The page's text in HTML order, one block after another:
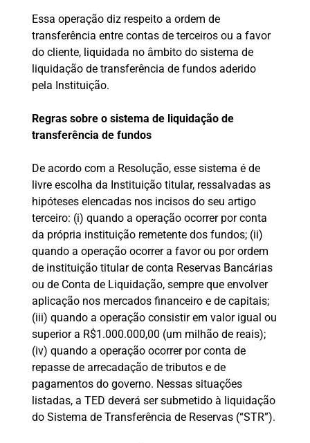
Essa operação diz respeito a ordem de
transferência entre contas de terceiros ou a favor
do cliente, liquidada no âmbito do sistema de
liquidação de transferência de fundos aderido
pela Instituição.
Regras sobre o sistema de liquidação de
transferência de fundos
De acordo com a Resolução, esse sistema é de
livre escolha da Instituição titular, ressalvadas as
hipóteses elencadas nos incisos do seu artigo
terceiro: (i) quando a operação ocorrer por conta
da própria instituição remetente dos fundos; (ii)
quando a operação ocorrer a favor ou por ordem
de instituição titular de conta Reservas Bancárias
ou de Conta de Liquidação, sempre que envolver
aplicação nos mercados financeiro e de capitais;
(iii) quando a operação consistir em valor igual ou
superior a R$1.000.000,00 (um milhão de reais);
(iv) quando a operação ocorrer por conta de
repasse de arrecadação de tributos e de
pagamentos do governo. Nessas situações
listadas, a TED deverá ser submetido à liquidação
do Sistema de Transferência de Reservas (“STR”).